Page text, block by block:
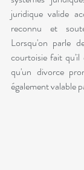
juridique valide
reconnu et
Lorsqu'on parle
courtoisie fait qu'il
qu'un divorce
également valable